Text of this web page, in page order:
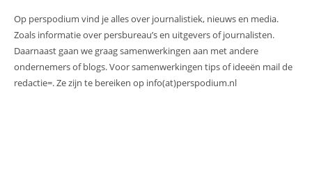
Op perspodium vind je alles over journalistiek, nieuws en media.
Zoals informatie over persbureau’s en uitgevers of journalisten.
Daarnaast gaan we graag samenwerkingen aan met andere
ondernemers of blogs. Voor samenwerkingen tips of ideeën mail de
redactie=. Ze zijn te bereiken op info(at)perspodium.nl